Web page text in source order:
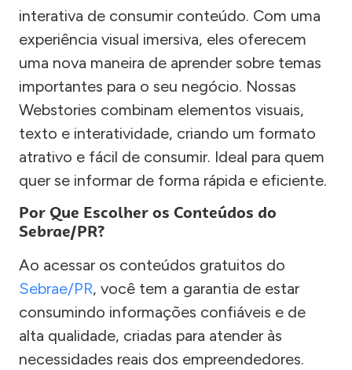
interativa de consumir conteúdo. Com uma
experiência visual imersiva, eles oferecem
uma nova maneira de aprender sobre temas
importantes para o seu negócio. Nossas
Webstories combinam elementos visuais,
texto e interatividade, criando um formato
atrativo e fácil de consumir. Ideal para quem
quer se informar de forma rápida e eficiente.
Por Que Escolher os Conteúdos do
Sebrae/PR?
Ao acessar os conteúdos gratuitos do
Sebrae/PR, você tem a garantia de estar
consumindo informações confiáveis e de
alta qualidade, criadas para atender às
necessidades reais dos empreendedores.